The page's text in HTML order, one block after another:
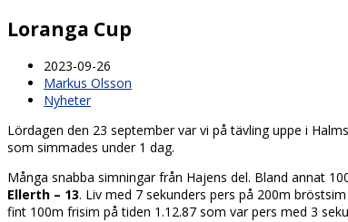
Loranga Cup
2023-09-26
Markus Olsson
Nyheter
Lördagen den 23 september var vi på tävling uppe i
som simmades under 1 dag.
Många snabba simningar från Hajens del. Bland annat
Ellerth – 13. Liv med 7 sekunders pers på 200m
fint 100m frisim på tiden 1.12.87 som var pers med 3